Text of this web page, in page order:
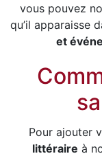
vous pouvez
qu’il apparaisse
et
Pour ajouter
littéraire à